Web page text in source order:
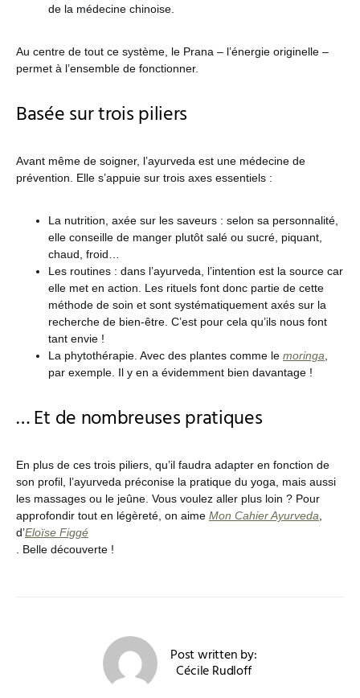
de la médecine chinoise.
Au centre de tout ce système, le Prana – l’énergie originelle –
permet à l’ensemble de fonctionner.
Basée sur trois piliers
Avant même de soigner, l’ayurveda est une médecine de
prévention. Elle s’appuie sur trois axes essentiels :
La nutrition, axée sur les saveurs : selon sa personnalité,
elle conseille de manger plutôt salé ou sucré, piquant,
chaud, froid…
Les routines : dans l’ayurveda, l’intention est la source car
elle met en action. Les rituels font donc partie de cette
méthode de soin et sont systématiquement axés sur la
recherche de bien-être. C’est pour cela qu’ils nous font
tant envie !
La phytothérapie. Avec des plantes comme le moringa,
par exemple. Il y en a évidemment bien davantage !
… Et de nombreuses pratiques
En plus de ces trois piliers, qu’il faudra adapter en fonction de
son profil, l’ayurveda préconise la pratique du yoga, mais aussi
les massages ou le jeûne. Vous voulez aller plus loin ? Pour
approfondir tout en légèreté, on aime Mon Cahier Ayurveda,
d’Eloïse Figgé
. Belle découverte !
Post written by:
Cécile Rudloff